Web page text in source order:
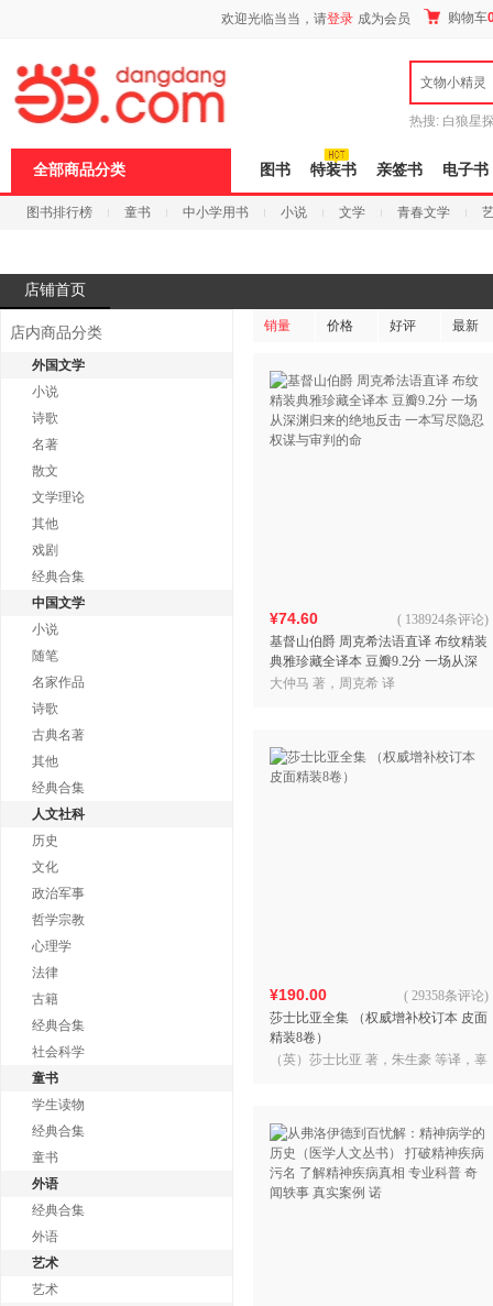
欢迎光临当当，请登录 成为会员 购物车
文物小精灵
热搜: 白狼星
全部商品分类 图书 特装书 亲签书 电子书
图书排行榜 童书 中小学用书 小说 文学 青春文学
店铺首页
店内商品分类
外国文学
小说
诗歌
名著
散文
文学理论
其他
戏剧
经典合集
中国文学
小说
随笔
名家作品
诗歌
古典名著
其他
经典合集
人文社科
历史
文化
政治军事
哲学宗教
心理学
法律
古籍
经典合集
社会科学
童书
学生读物
经典合集
童书
外语
经典合集
外语
艺术
艺术
销量 价格 好评 最新
¥74.60
基督山伯爵 周克希法语直译 布纹精装
典雅珍藏全译本 豆瓣9.2分 一场从深
渊归来的绝地反击 一本写尽隐忍 权谋
( 138924条评论)
大仲马 著，周克希 译
¥190.00
莎士比亚全集 （权威增补校订本 皮面
精装8卷）
( 29358条评论)
（英）莎士比亚 著，朱生豪 等译，辜
页
浪
键
打